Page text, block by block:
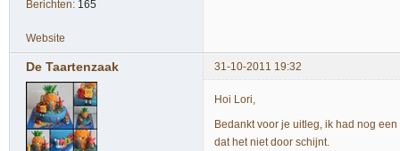
Berichten: 165
Website
De Taartenzaak 31-10-2011 19:32
Hoi Lori,
Bedankt voor je uitleg, ik had nog
dat het niet door schijnt.